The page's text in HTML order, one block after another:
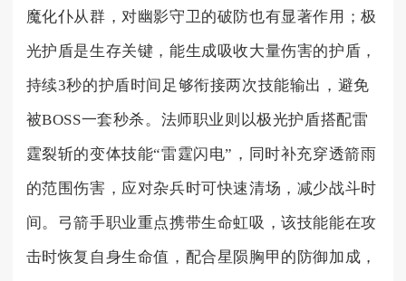
魔化仆从群，对幽影守卫的破防也有显著作用；极
光护盾是生存关键，能生成吸收大量伤害的护盾，
持续3秒的护盾时间足够衔接两次技能输出，避免
被BOSS一套秒杀。法师职业则以极光护盾搭配雷
霆裂斩的变体技能“雷霆闪电”，同时补充穿透箭雨
的范围伤害，应对杂兵时可快速清场，减少战斗时
间。弓箭手职业重点携带生命虹吸，该技能能在攻
击时恢复自身生命值，配合星陨胸甲的防御加成，